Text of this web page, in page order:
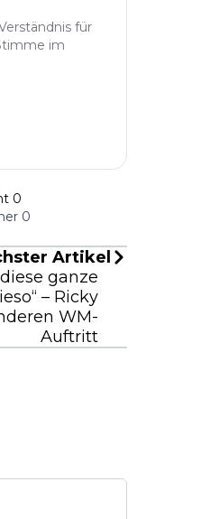
für
im
0
0
Artikel
ganze
– Ricky
WM-
Auftritt